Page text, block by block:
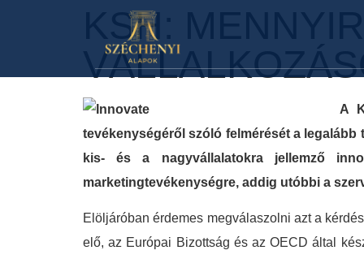
KSH:
A
tevékenységéről szóló felmérését a
kis- és a nagyvállalatokra jellemző
marketingtevékenységre, addig utóbbi a
Elöljáróban érdemes megválaszolni azt a
elő, az Európai Bizottság és az OECD által